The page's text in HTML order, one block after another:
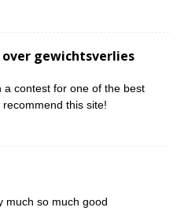
gewichtsverlies
a contest for one of the best
this site!
much so much good